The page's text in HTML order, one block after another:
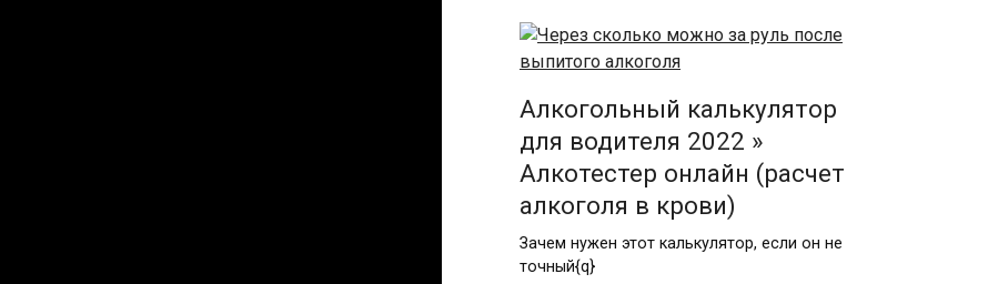
Алкогольный калькулятор
для водителя 2022 »
Алкотестер онлайн (расчет
алкоголя в крови)
Зачем нужен этот калькулятор, если он не
точный{q}